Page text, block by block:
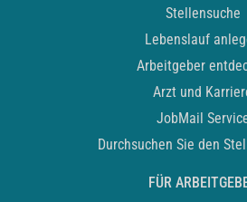
Stellensuche
Lebenslauf
Arbeitgeber
Arzt und
JobMail
Durchsuchen Sie den
FÜR